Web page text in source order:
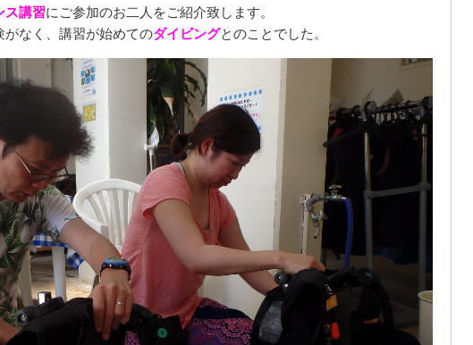
ス講習にご参加のお二人をご紹介致します。
がなく、講習が始めてのダイビングとのことでした。